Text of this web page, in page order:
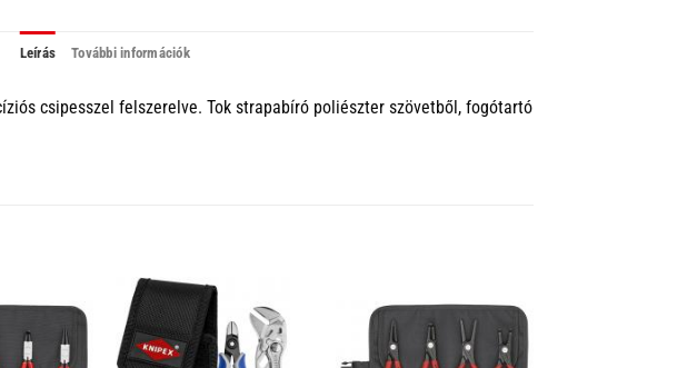
Leírás További információk
csipesszel felszerelve. Tok strapabíró poliészter szövetből, fogótartó